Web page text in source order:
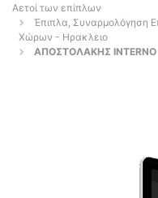
Αετοί των επίπλων
Έπιπλα, Συναρμολόγηση
Χώρων - Ηρακλειο
ΑΠΟΣΤΟΛΑΚΗΣ INTERNO